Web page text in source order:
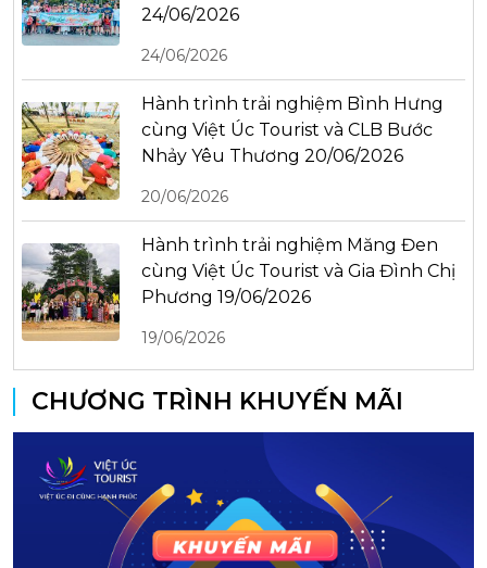
24/06/2026
24/06/2026
Hành trình trải nghiệm Bình Hưng
cùng Việt Úc Tourist và CLB Bước
Nhảy Yêu Thương 20/06/2026
20/06/2026
Hành trình trải nghiệm Măng Đen
cùng Việt Úc Tourist và Gia Đình Chị
Phương 19/06/2026
19/06/2026
CHƯƠNG TRÌNH KHUYẾN MÃI